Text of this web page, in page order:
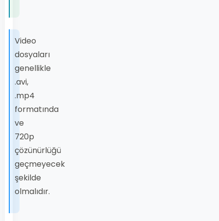
Video
dosyaları
genellikle
.avi,
.mp4
formatında
ve
720p
çözünürlüğü
geçmeyecek
şekilde
olmalıdır.